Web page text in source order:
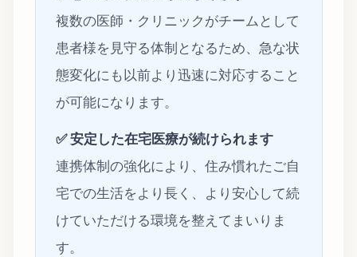
複数の医師・クリニックがチームとして
患者様を見守る体制となるため、急な状
態変化にも以前より迅速に対応すること
が可能になります。
✅ 安定した在宅医療が続けられます
連携体制の強化により、住み慣れたご自
宅での生活をより長く、より安心して続
けていただける環境を整えてまいりま
す。